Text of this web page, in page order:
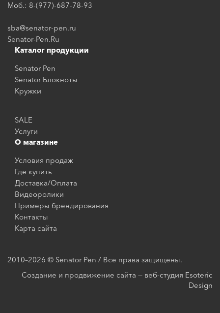
Моб.: 8-(977)-687-78-93
sba@senator-pen.ru
Senator-Pen.Ru
Каталог продукции
Senator Pen
Senator Блокноты
Кружки
SALE
Услуги
О магазине
Условия продаж
Где купить
Доставка/Оплата
Видеоролики
Примеры брендирования
Контакты
Карта сайта
2010–2026 © Senator Pen / Все права защищены.
Создание и продвижение сайта — веб-студия Esoteric
Design